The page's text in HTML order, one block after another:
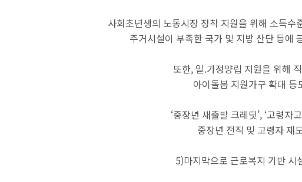
사회초년생의 노동시장 정착 지원을 위해 소득
주거시설이 부족한 국가 및 지방 산단 등에
또한, 일.가정양립 지원을 위해
아이돌봄 지원가구 확대 등
‘중장년 새출발 크레딧’, ‘고령자
중장년 전직 및 고령자 재
5)마지막으로 근로복지 기반 시